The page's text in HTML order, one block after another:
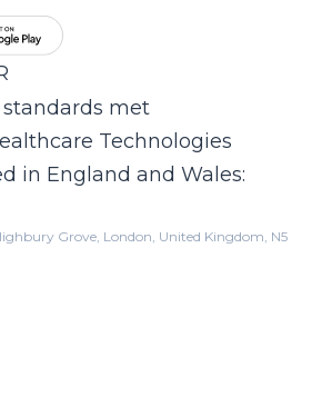
Technologies
in England and Wales:
Grove, London, United Kingdom, N5